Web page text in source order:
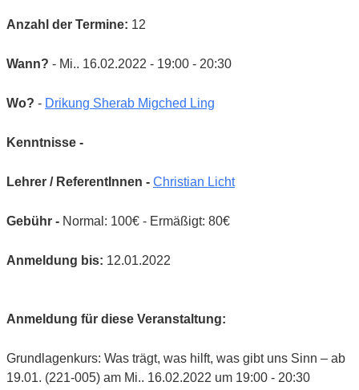
Anzahl der Termine: 12
Wann? - Mi.. 16.02.2022 - 19:00 - 20:30
Wo? - Drikung Sherab Migched Ling
Kenntnisse -
Lehrer / ReferentInnen - Christian Licht
Gebühr - Normal: 100€ - Ermäßigt: 80€
Anmeldung bis: 12.01.2022
Anmeldung für diese Veranstaltung:
Grundlagenkurs: Was trägt, was hilft, was gibt uns Sinn – ab
19.01. (221-005) am Mi.. 16.02.2022 um 19:00 - 20:30